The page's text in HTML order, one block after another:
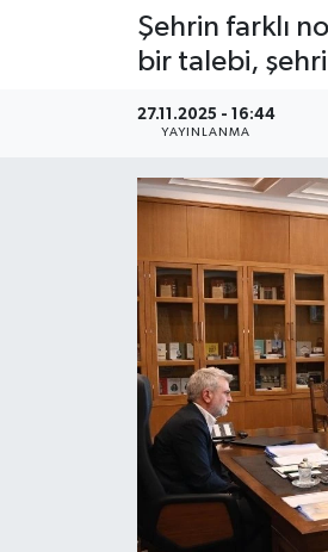
Şehrin farklı
bir talebi,
27.11.2025 - 16:44
YAYINLANMA